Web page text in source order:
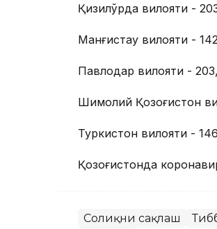
Қизилўрда вилояти -
Манғистау вилояти -
Павлодар вилояти - 203,
Шимолий Қозоғистон
Туркистон вилояти -
Қозоғистонда
Соғлиқни сақлаш